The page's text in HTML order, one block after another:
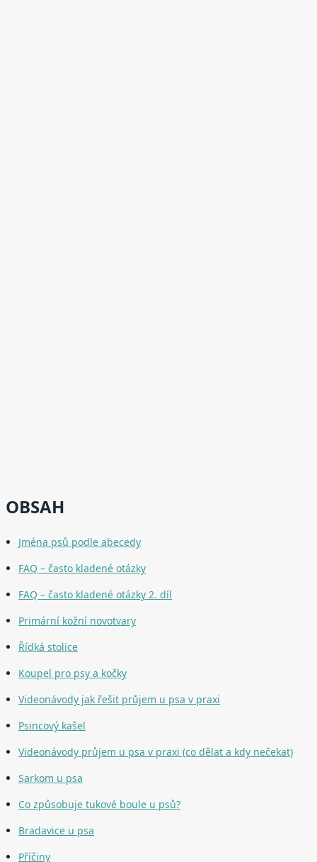
OBSAH
Jména psů podle abecedy
FAQ – často kladené otázky
FAQ – často kladené otázky 2. díl
Primární kožní novotvary
Řídká stolice
Koupel pro psy a kočky
Videonávody jak řešit průjem u psa v praxi
Psincový kašel
Videonávody průjem u psa v praxi (co dělat a kdy nečekat)
Sarkom u psa
Co způsobuje tukové boule u psů?
Bradavice u psa
Příčiny